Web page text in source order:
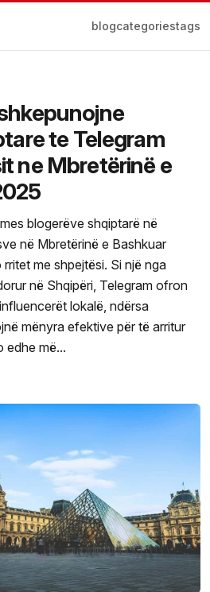
blogcategoriestags
te Telegram
ne Mbretërinë e
blogerëve shqiptarë në
në Mbretërinë e Bashkuar
me shpejtësi. Si një nga
në Shqipëri, Telegram ofron
lokalë, ndërsa
mënyra efektive për të arritur
edhe më...